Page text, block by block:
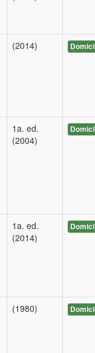
(2014)
1a. ed.
(2004)
1a. ed.
(2014)
(1980)